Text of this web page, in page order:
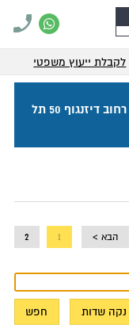
לקבלת ייעוץ משפטי
כתובתנו: מגדל על דיזנגוף סנטר קומה 16, רחוב דיזנגוף 50 תל
הבא > 1
2